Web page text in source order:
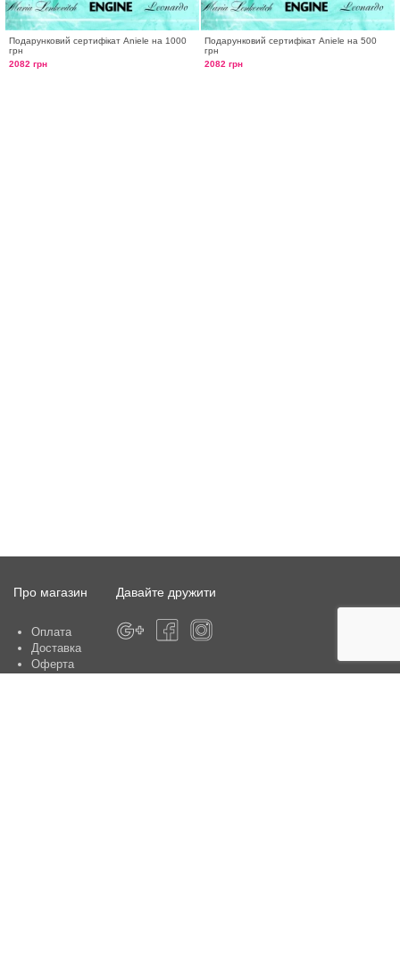
Подарунковий сертифікат Aniele на 1000
грн
2082 грн
Подарунковий сертифікат Aniele на 500
грн
2082 грн
Про магазин
Оплата
Доставка
Оферта
Давайте дружити